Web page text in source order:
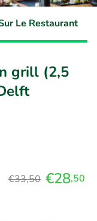
Le Restaurant
grill (2,5
€33,50 €28,50